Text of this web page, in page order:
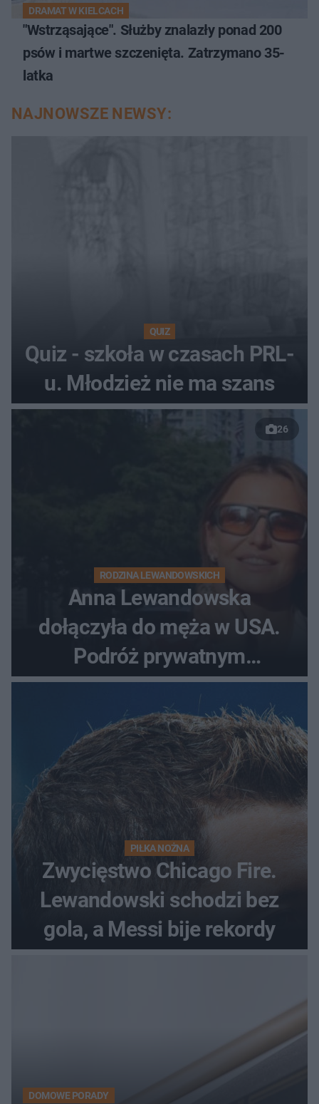
DRAMAT W KIELCACH
"Wstrząsające". Służby znalazły ponad 200
psów i martwe szczenięta. Zatrzymano 35-
latka
NAJNOWSZE NEWSY:
QUIZ
Quiz - szkoła w czasach PRL-
u. Młodzież nie ma szans
26
RODZINA LEWANDOWSKICH
Anna Lewandowska
dołączyła do męża w USA.
Podróż prywatnym
odrzutowcem to dopiero
początek!
PIŁKA NOŻNA
Zwycięstwo Chicago Fire.
Lewandowski schodzi bez
gola, a Messi bije rekordy
DOMOWE PORADY